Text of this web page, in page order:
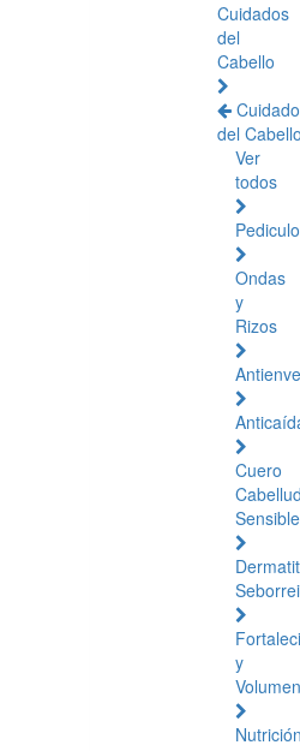
Cuidados
del
Cabello
del Cabello
Ver
todos
Ondas
y
Rizos
Cuero
Sensible
y
Volumen
Nutrición